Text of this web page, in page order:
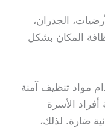
الجدران،
المكان بشكل
مواد تنظيف آمنة
الأسرة
ضارة. لذلك،